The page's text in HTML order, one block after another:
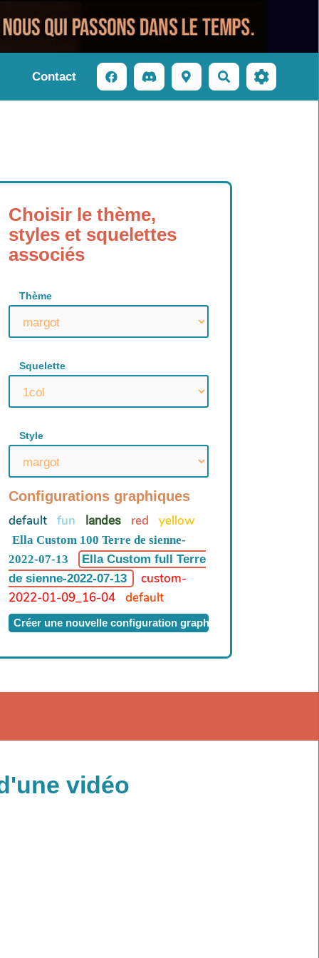
Contact Rechercher
Choisir le thème,
styles et squelettes
associés
Thème
Squelette
Style
Configurations graphiques
default fun landes red yellow
Ella Custom 100 Terre de sienne-
2022-07-13
Ella Custom full Terre
de sienne-2022-07-13
custom-
2022-01-09_16-04
default
Créer une nouvelle configuration graphique
vidéo